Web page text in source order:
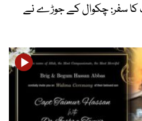
کا سفر: چکوال کے جوڑے نے